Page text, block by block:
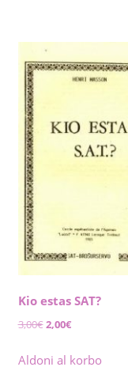
Kio estas SAT?
3,00€Original
was:
2,00€Current
is:
Aldoni al korbo